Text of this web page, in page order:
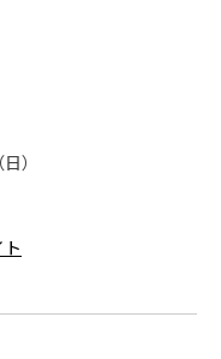
）
ト